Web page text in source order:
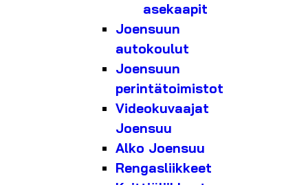
asekaapit
Joensuun
autokoulut
Joensuun
perintätoimistot
Videokuvaajat
Joensuu
Alko Joensuu
Rengasliikkeet